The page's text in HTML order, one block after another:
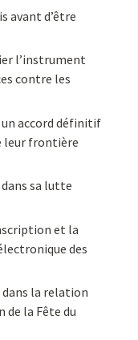
avant d’être
l’instrument
contre les
un accord définitif
leur frontière
dans sa lutte
et la
des
la relation
de la Fête du